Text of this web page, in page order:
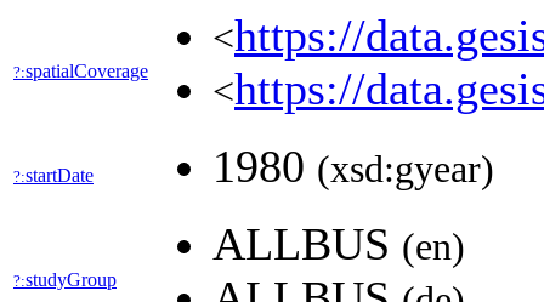
?:spatialCoverage
<https://
<https://
?:startDate 1980 (xsd:gyear)
?:studyGroup
ALLBUS (en)